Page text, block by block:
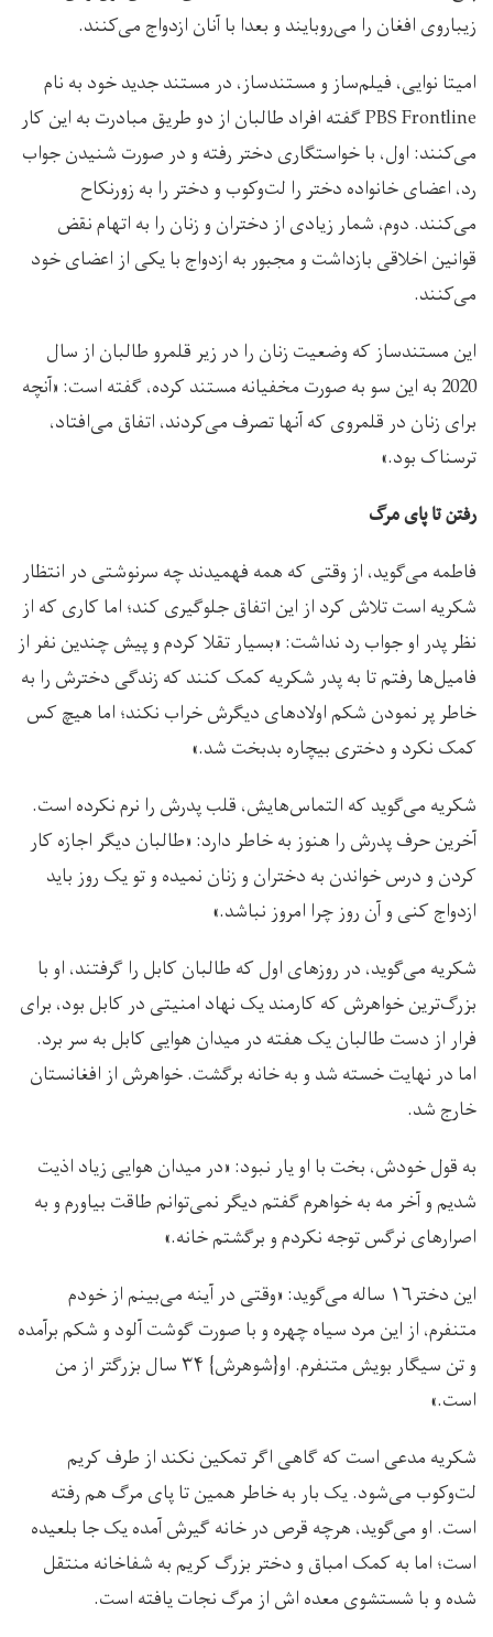
زیباروی افغان را می‌روبایند و بعدا با آنان ازدواج می‌کنند.
امیتا نوایی، فیلم‌ساز و مستندساز، در مستند جدید خود به نام
PBS Frontline گفته افراد طالبان از دو طریق مبادرت به این کار
می‌کنند: اول، با خواستگاری دختر رفته و در صورت شنیدن جواب
رد، اعضای خانواده دختر را لت‌وکوب و دختر را به زورنکاح
می‌کنند. دوم، شمار زیادی از دختران و زنان را به اتهام نقض
قوانین اخلاقی بازداشت و مجبور به ازدواج با یکی از اعضای خود
می‌کنند.
این مستندساز که وضعیت زنان را در زیر قلمرو طالبان از سال
2020 به این سو به صورت مخفیانه مستند کرده، گفته است: «آنچه
برای زنان در قلمروی که آنها تصرف می‌کردند، اتفاق می‌افتاد،
ترسناک بود.»
رفتن تا پای مرگ
فاطمه می‌گوید، از وقتی که همه فهمیدند چه سرنوشتی در انتظار
شکریه است تلاش کرد از این اتفاق جلوگیری کند؛ اما کاری که از
نظر پدر او جواب رد نداشت: «بسیار تقلا کردم و پیش چندین نفر از
فامیل‌ها رفتم تا به پدر شکریه کمک کنند که زندگی دخترش را به
خاطر پر نمودن شکم اولادهای دیگرش خراب نکند؛ اما هیچ کس
کمک نکرد و دختری بیچاره بدبخت شد.»
شکریه می‌گوید که التماس‌هایش، قلب پدرش را نرم نکرده است.
آخرین حرف پدرش را هنوز به خاطر دارد: «طالبان دیگر اجازه کار
کردن و درس خواندن به دختران و زنان نمیده و تو یک روز باید
ازدواج کنی و آن روز چرا امروز نباشد.»
شکریه می‌گوید، در روزهای اول که طالبان کابل را گرفتند، او با
بزرگ‌ترین خواهرش که کارمند یک نهاد امنیتی در کابل بود، برای
فرار از دست طالبان یک هفته در میدان هوایی کابل به سر برد.
اما در نهایت خسته شد و به خانه برگشت. خواهرش از افغانستان
خارج شد.
به قول خودش، بخت با او یار نبود: «در میدان هوایی زیاد اذیت
شدیم و آخر مه به خواهرم گفتم دیگر نمی‌توانم طاقت بیاورم و به
اصرار‌های نرگس توجه نکردم و برگشتم خانه.»
این دختر۱۶ ساله می‌گوید: «وقتی در آینه می‌بینم از خودم
متنفرم، از این مرد سیاه چهره و با صورت گوشت آلود و شکم برآمده
و تن سیگار بویش متنفرم. او{شوهرش} ۳۴ سال بزرگتر از من
است.»
شکریه مدعی است که گاهی اگر تمکین نکند از طرف کریم
لت‌وکوب می‌شود. یک بار به خاطر همین تا پای مرگ هم رفته
است. او می‌گوید، هرچه قرص در خانه گیرش آمده یک جا بلعیده
است؛ اما به کمک امباق و دختر بزرگ کریم به شفاخانه منتقل
شده و با شستشوی معده اش از مرگ نجات یافته است.